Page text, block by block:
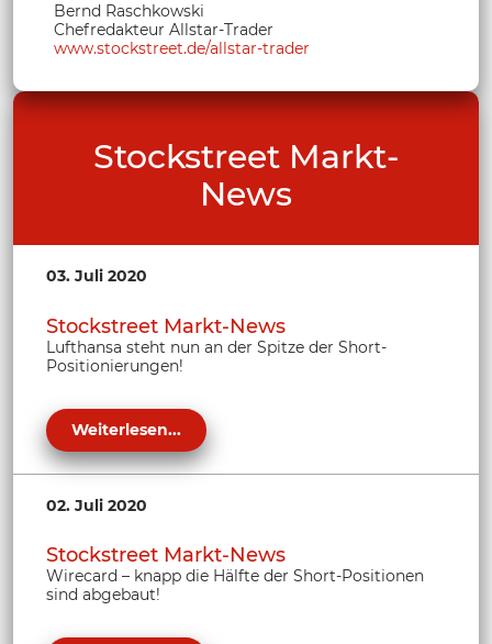
Bernd Raschkowski
Chefredakteur Allstar-Trader
www.stockstreet.de/allstar-trader
Stockstreet Markt-
News
03. Juli 2020
Stockstreet Markt-News
Lufthansa steht nun an der Spitze der Short-
Positionierungen!
Weiterlesen...
02. Juli 2020
Stockstreet Markt-News
Wirecard – knapp die Hälfte der Short-Positionen
sind abgebaut!